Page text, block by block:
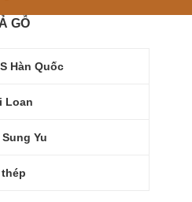
GỖ
Hàn Quốc
Loan
Yu